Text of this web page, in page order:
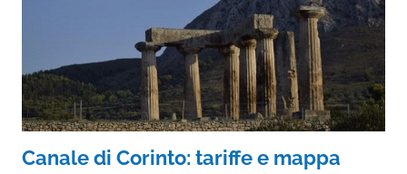
Canale di Corinto: tariffe e mappa